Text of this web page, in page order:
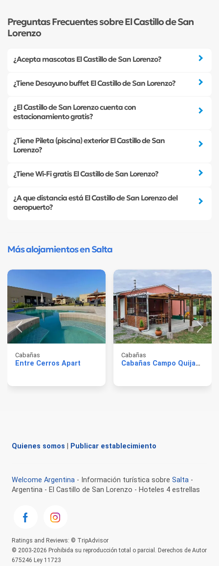
Preguntas Frecuentes sobre El Castillo de San
Lorenzo
¿Acepta mascotas El Castillo de San Lorenzo?
¿Tiene Desayuno buffet El Castillo de San Lorenzo?
¿El Castillo de San Lorenzo cuenta con
estacionamiento gratis?
¿Tiene Pileta (piscina) exterior El Castillo de San
Lorenzo?
¿Tiene Wi-Fi gratis El Castillo de San Lorenzo?
¿A que distancia está El Castillo de San Lorenzo del
aeropuerto?
Más alojamientos en Salta
Cabañas
Entre Cerros Apart
Cabañas
Cabañas Campo Quijano
Quienes somos Publicar establecimiento
Welcome Argentina - Información turística sobre Salta -
Argentina - El Castillo de San Lorenzo - Hoteles 4 estrellas
Ratings and Reviews: © TripAdvisor
© 2003-2026 Prohibida su reproducción total o parcial. Derechos de Autor
675246 Ley 11723